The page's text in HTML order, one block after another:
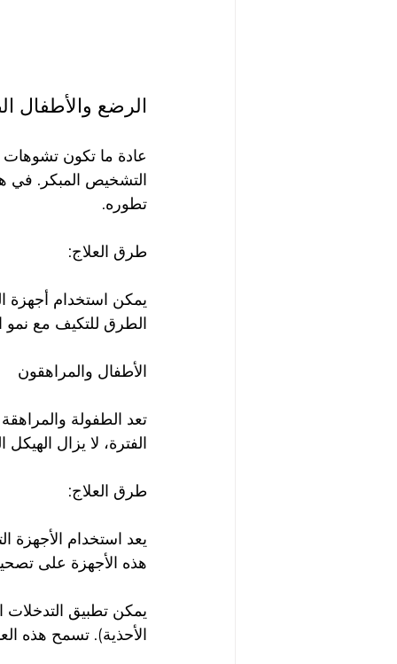
الرضع والأطفال
عادة ما تكون تشوهات
التشخيص المبكر. في
تطوره.
طرق العلاج:
يمكن استخدام أجهزة
الطرق للتكيف مع
الأطفال والمراهقون
تعد الطفولة
الفترة، لا يزال
طرق العلاج:
يعد استخدام
هذه الأجهزة على
يمكن تطبيق
الأحذية). تسمح هذه